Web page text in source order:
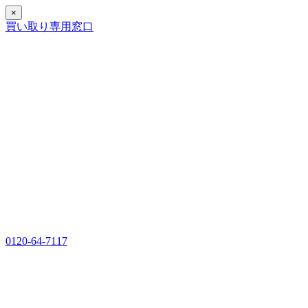
×
買い取り専用窓口
0120-64-7117